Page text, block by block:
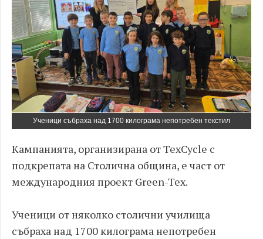
Ученици събраха над 1700 килограма непотребен текстил
Кампанията, организирана от TexCycle с
подкрепата на Столична община, е част от
международния проект Green-Tex.
Ученици от няколко столични училища
събраха над 1700 килограма непотребен